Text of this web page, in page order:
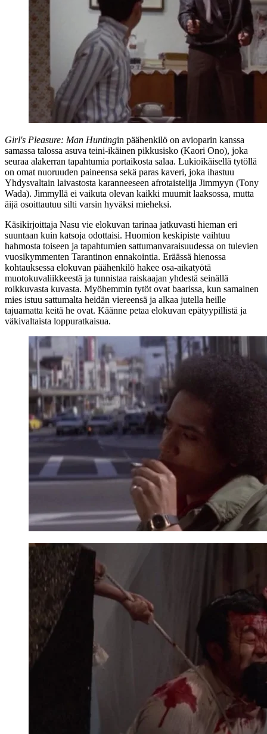
Girl's Pleasure: Man Huntingin päähenkilö on avioparin kanssa
samassa talossa asuva teini-ikäinen pikkusisko (Kaori Ono), joka
seuraa alakerran tapahtumia portaikosta salaa. Lukioikäisellä tytöllä
on omat nuoruuden paineensa sekä paras kaveri, joka ihastuu
Yhdysvaltain laivastosta karanneeseen afrotaistelija Jimmyyn (Tony
Wada). Jimmyllä ei vaikuta olevan kaikki muumit laaksossa, mutta
äijä osoittautuu silti varsin hyväksi mieheksi.
Käsikirjoittaja Nasu vie elokuvan tarinaa jatkuvasti hieman eri
suuntaan kuin katsoja odottaisi. Huomion keskipiste vaihtuu
hahmosta toiseen ja tapahtumien sattumanvaraisuudessa on tulevien
vuosikymmenten Tarantinon ennakointia. Eräässä hienossa
kohtauksessa elokuvan päähenkilö hakee osa‑aikatyötä
muotokuvaliikkeestä ja tunnistaa raiskaajan yhdestä seinällä
roikkuvasta kuvasta. Myöhemmin tytöt ovat baarissa, kun samainen
mies istuu sattumalta heidän viereensä ja alkaa jutella heille
tajuamatta keitä he ovat. Käänne petaa elokuvan epätyypillistä ja
väkivaltaista loppuratkaisua.